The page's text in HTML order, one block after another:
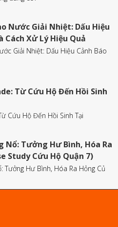
Nước Giải Nhiệt: Dấu Hiệu
Cách Xử Lý Hiệu Quả
Giải Nhiệt: Dấu Hiệu Cảnh Báo
Từ Cứu Hộ Đến Hồi Sinh
Cứu Hộ Đến Hồi Sinh Tại
Nổ: Tưởng Hư Bình, Hóa Ra
Study Cứu Hộ Quận 7)
Tưởng Hư Bình, Hóa Ra Hỏng Củ